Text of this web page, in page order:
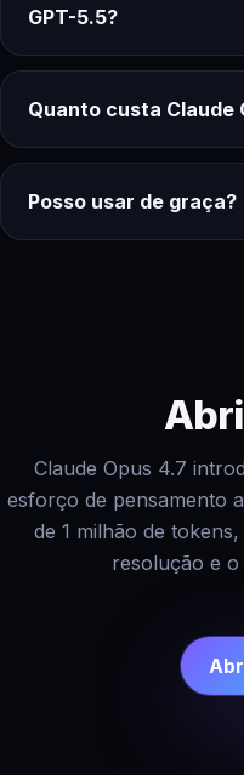
GPT-5.5?
Quanto custa Claude
Posso usar de graça?
Claude Opus 4.7
esforço de pensamento
de 1 milhão de
resolução e